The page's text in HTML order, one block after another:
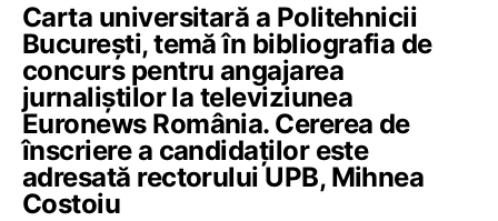
Carta universitară a Politehnicii
București, temă în bibliografia de
concurs pentru angajarea
jurnaliștilor la televiziunea
Euronews România. Cererea de
înscriere a candidaților este
adresată rectorului UPB, Mihnea
Costoiu